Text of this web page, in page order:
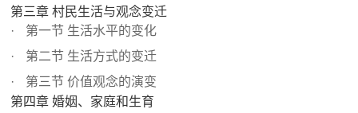
第三章 村民生活与观念变迁
第一节 生活水平的变化
第二节 生活方式的变迁
第三节 价值观念的演变
第四章 婚姻、家庭和生育